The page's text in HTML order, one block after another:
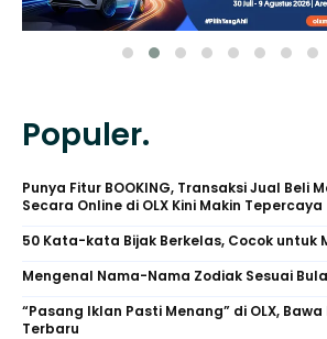
Populer.
Punya Fitur BOOKING, Transaksi Jual Beli
Secara Online di OLX Kini Makin Tepercaya
50 Kata-kata Bijak Berkelas, Cocok untuk
Mengenal Nama-Nama Zodiak Sesuai
“Pasang Iklan Pasti Menang” di OLX,
Terbaru